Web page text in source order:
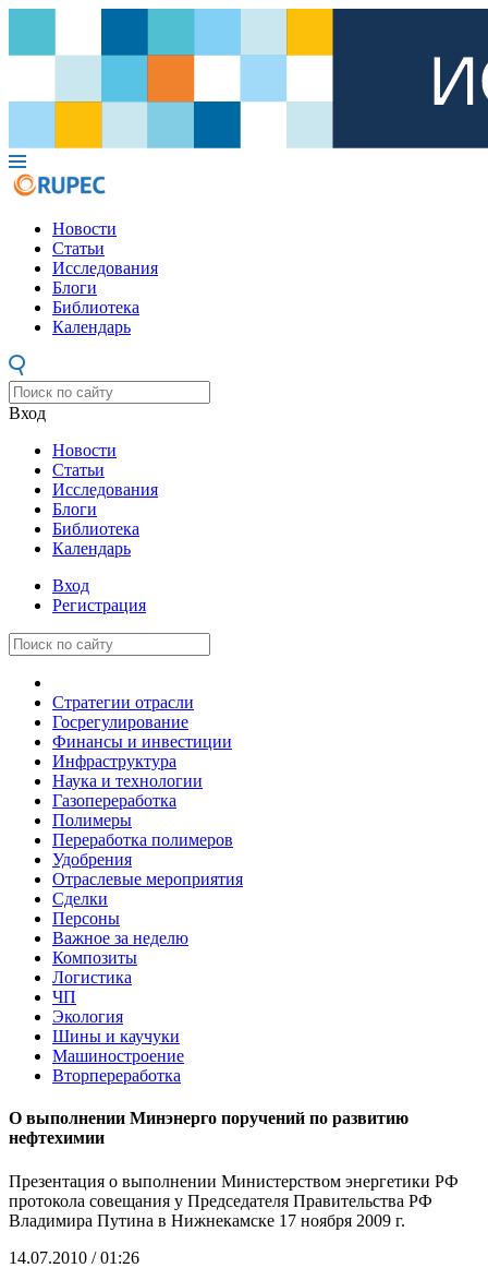
Новости
Статьи
Исследования
Блоги
Библиотека
Календарь
Вход
Новости
Статьи
Исследования
Блоги
Библиотека
Календарь
Вход
Регистрация
Стратегии отрасли
Госрегулирование
Финансы и инвестиции
Инфраструктура
Наука и технологии
Газопереработка
Полимеры
Переработка полимеров
Удобрения
Отраслевые мероприятия
Сделки
Персоны
Важное за неделю
Композиты
Логистика
ЧП
Экология
Шины и каучуки
Машиностроение
Вторпереработка
О выполнении Минэнерго поручений по развитию
нефтехимии
Презентация о выполнении Министерством энергетики РФ
протокола совещания у Председателя Правительства РФ
Владимира Путина в Нижнекамске 17 ноября 2009 г.
14.07.2010 / 01:26